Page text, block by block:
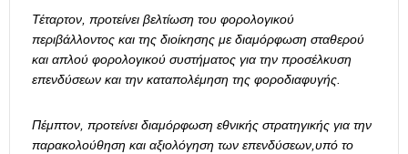
Τέταρτον, προτείνει βελτίωση του φορολογικού
περιβάλλοντος και της διοίκησης με διαμόρφωση σταθερού
και απλού φορολογικού συστήματος για την προσέλκυση
επενδύσεων και την καταπολέμηση της φοροδιαφυγής.
Πέμπτον, προτείνει διαμόρφωση εθνικής στρατηγικής για την
παρακολούθηση και αξιολόγηση των επενδύσεων,υπό το